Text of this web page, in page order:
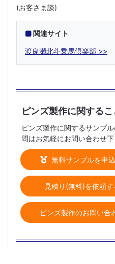
(お客さま談)
関連サイト
渡良瀬北斗乗馬倶楽部
ピンズ製作に関するこ
ピンズ製作に関するサンプ
問はお気軽にお問い合わせ下
無料サンプルを申
見積り(無料)を依頼す
ピンズ製作のお問い合